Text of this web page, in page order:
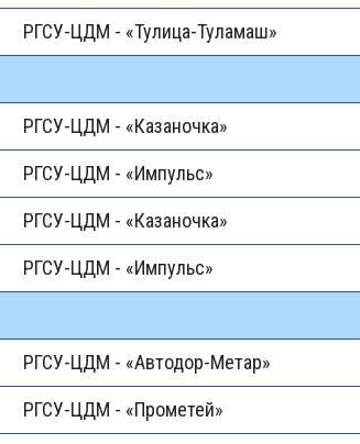
РГСУ-ЦДМ - «Тулица-Туламаш»
РГСУ-ЦДМ - «Казаночка»
РГСУ-ЦДМ - «Импульс»
РГСУ-ЦДМ - «Казаночка»
РГСУ-ЦДМ - «Импульс»
РГСУ-ЦДМ - «Автодор-Метар»
РГСУ-ЦДМ - «Прометей»